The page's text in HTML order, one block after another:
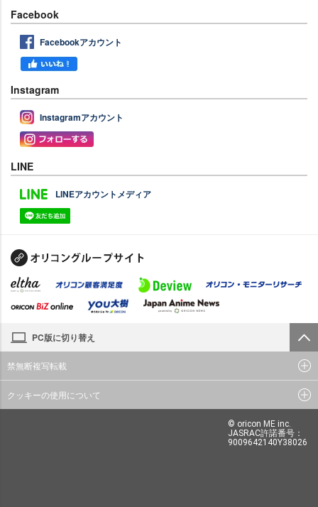
Facebook
Facebookアカウント
Instagram
Instagramアカウント
LINE
LINEアカウントメディア
PC版に切り替え
禁無断複写転載
クッキーの使用について
© oricon ME inc.
JASRAC許諾番号：
9009642140Y38026